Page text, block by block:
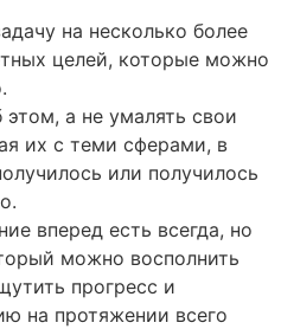
на несколько более
целей, которые можно
а не умалять свои
их с теми сферами, в
или получилось
вперед есть всегда, но
можно восполнить
прогресс и
на протяжении всего